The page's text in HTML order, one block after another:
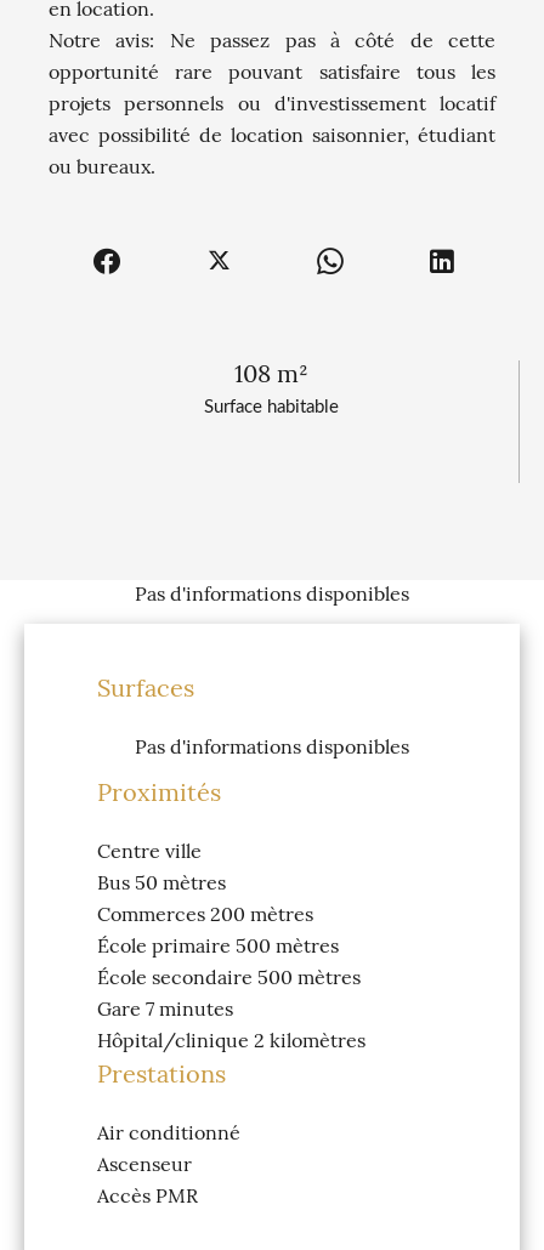
Surface habitable
108 m²
en location.
Notre avis: Ne passez pas à côté de cette
opportunité rare pouvant satisfaire tous les
projets personnels ou d'investissement locatif
avec possibilité de location saisonnier, étudiant
ou bureaux.
Pas d'informations disponibles
Surfaces
Pas d'informations disponibles
Proximités
Centre ville
Bus 50 mètres
Commerces 200 mètres
École primaire 500 mètres
École secondaire 500 mètres
Gare 7 minutes
Hôpital/clinique 2 kilomètres
Prestations
Air conditionné
Ascenseur
Accès PMR